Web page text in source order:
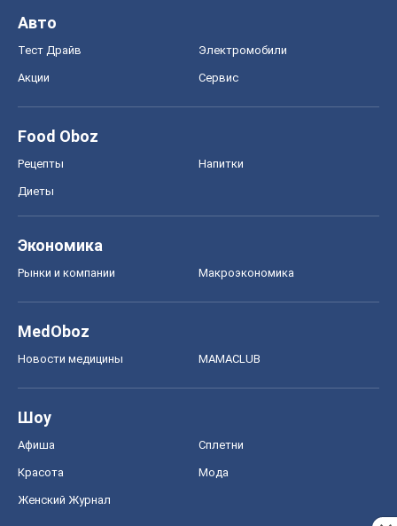
Авто
Тест Драйв Электромобили
Акции Сервис
Food Oboz
Рецепты Напитки
Диеты
Экономика
Рынки и компании Mакроэкономика
MedOboz
Новости медицины MAMACLUB
Шоу
Афиша Сплетни
Красота Мода
Женский Журнал